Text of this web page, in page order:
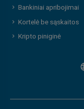
Bankiniai apribojimai
Kortelė be sąskaitos
Kripto piniginė